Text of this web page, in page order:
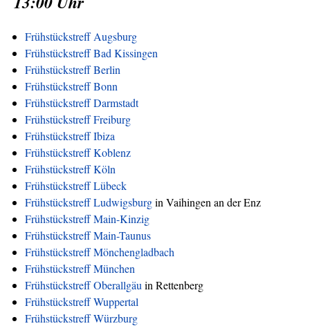
Frühstückstreff Augsburg
Frühstückstreff Bad Kissingen
Frühstückstreff Berlin
Frühstückstreff Bonn
Frühstückstreff Darmstadt
Frühstückstreff Freiburg
Frühstückstreff Ibiza
Frühstückstreff Koblenz
Frühstückstreff Köln
Frühstückstreff Lübeck
Frühstückstreff Ludwigsburgin Vaihingen an der Enz
Frühstückstreff Main-Kinzig
Frühstückstreff Main-Taunus
Frühstückstreff Mönchengladbach
Frühstückstreff München
Frühstückstreff Oberallgäu in Rettenberg
Frühstückstreff Wuppertal
Frühstückstreff Würzburg